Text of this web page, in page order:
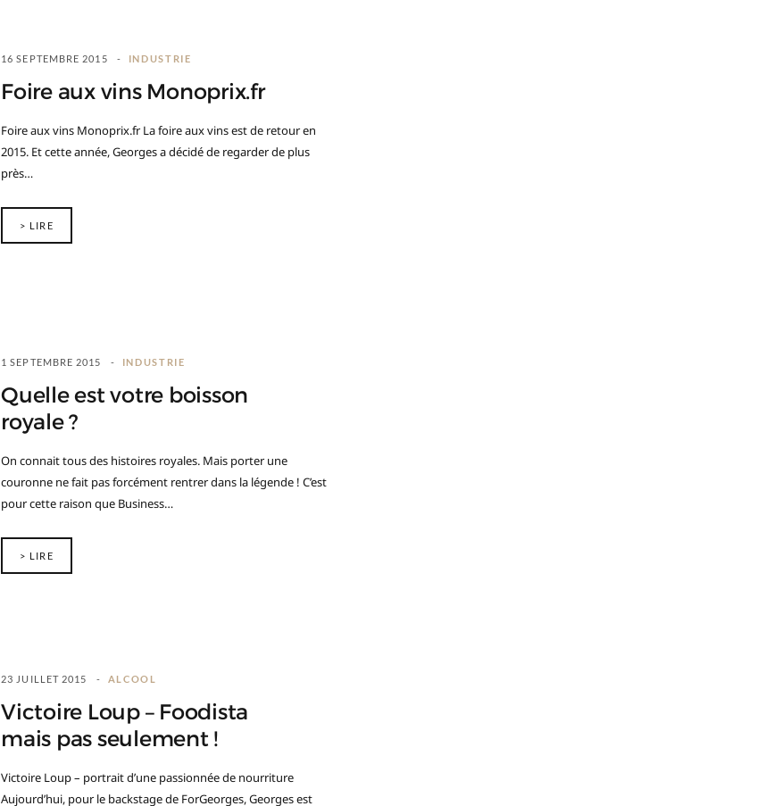
16 SEPTEMBRE 2015 INDUSTRIE
Foire aux vins Monoprix.fr
Foire aux vins Monoprix.fr La foire aux vins est de retour en
2015. Et cette année, Georges a décidé de regarder de plus
près…
> LIRE
1 SEPTEMBRE 2015 INDUSTRIE
Quelle est votre boisson
royale ?
On connait tous des histoires royales. Mais porter une
couronne ne fait pas forcément rentrer dans la légende ! C’est
pour cette raison que Business…
> LIRE
23 JUILLET 2015 ALCOOL
Victoire Loup – Foodista
mais pas seulement !
Victoire Loup – portrait d’une passionnée de nourriture
Aujourd’hui, pour le backstage de ForGeorges, Georges est